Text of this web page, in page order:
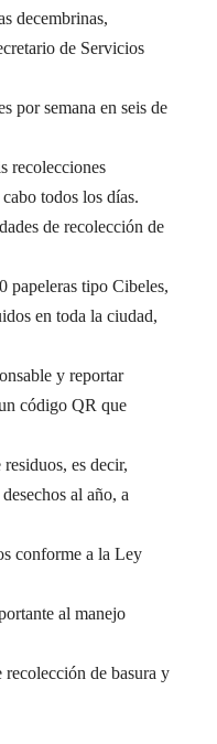
decembrinas,
de Servicios
por semana en seis de
recolecciones
todos los días.
de recolección de
papeleras tipo Cibeles,
en toda la ciudad,
y reportar
código QR que
es decir,
al año, a
conforme a la Ley
al manejo
recolección de basura y